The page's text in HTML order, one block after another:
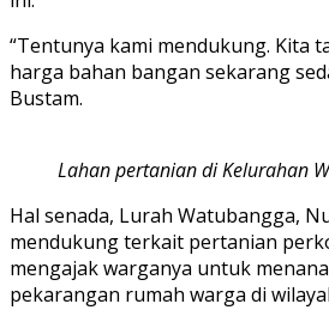
“Tentunya kami mendukung. Kita
harga bahan bangan sekarang
Bustam.
Lahan pertanian di Kelurahan
Hal senada, Lurah Watubangga,
mendukung terkait pertanian
mengajak warganya untuk
pekarangan rumah warga di